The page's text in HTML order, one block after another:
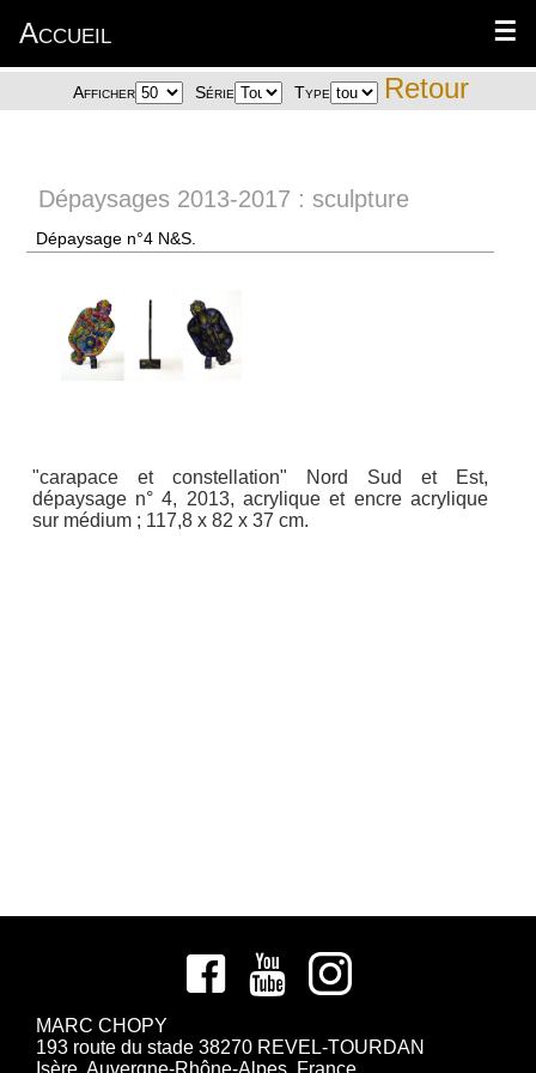
Accueil ☰
Afficher Série Type Retour
Dépaysages 2013-2017 : sculpture
Dépaysage n°4 N&S.
"carapace et constellation" Nord Sud et Est,
dépaysage n° 4, 2013, acrylique et encre acrylique
sur médium ; 117,8 x 82 x 37 cm.
MARC CHOPY
193 route du stade 38270 REVEL-TOURDAN
Isère, Auvergne-Rhône-Alpes, France